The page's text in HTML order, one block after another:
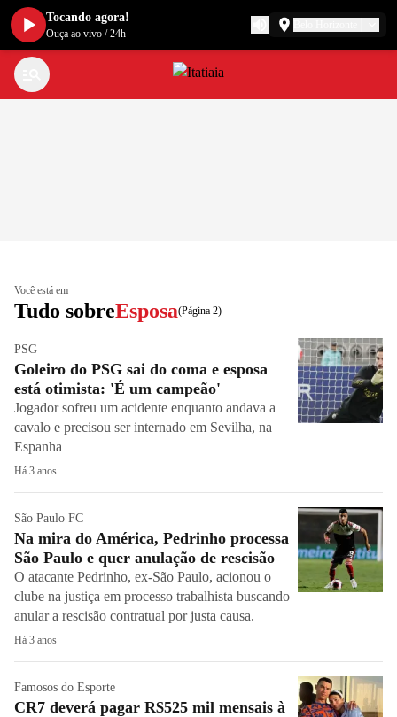
Você está em
Tudo sobreEsposa(Página 2)
PSG
Goleiro do PSG sai do coma e esposa
está otimista: 'É um campeão'
Jogador sofreu um acidente enquanto andava a
cavalo e precisou ser internado em Sevilha, na
Espanha
Há 3 anos
São Paulo FC
Na mira do América, Pedrinho processa
São Paulo e quer anulação de rescisão
O atacante Pedrinho, ex-São Paulo, acionou o
clube na justiça em processo trabalhista buscando
anular a rescisão contratual por justa causa.
Há 3 anos
Famosos do Esporte
CR7 deverá pagar R$525 mil mensais à
Tocando agora!
Ouça ao vivo /24h